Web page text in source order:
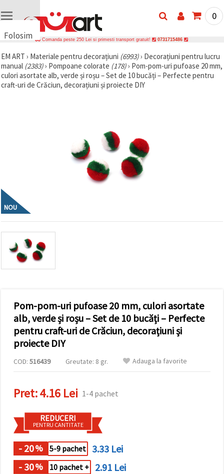
Folosim
uri
🍪 Folosim
cookie-uri
și
dumneavoastră,
pentru a
analiza
traficul și a
afișa
conținut și
reclame
mai
relevante,
inclusiv cu
ajutorul
marketing.
Puteți fi de
acord să
utilizați
cookie -
clic pe
"acceptati
să vă
indicați
selectând
un tip de
cookie -uri
dat și
făcând clic
pe butonul
"Salvați"
0
Comanda peste 250 Lei si primesti transport gratuit! 0731715486
EM ART › Materiale pentru decorațiuni (6993)› Decorațiuni pentru lucru
manual (2383)› Pompoane colorate (178)› Pom-pom-uri pufoase 20 mm,
culori asortate alb, verde și roșu – Set de 10 bucăți – Perfecte pentru
craft-uri de Crăciun, decorațiuni și proiecte DIY
NOU
Pom-pom-uri pufoase 20 mm, culori asortate
alb, verde și roșu – Set de 10 bucăți – Perfecte
pentru craft-uri de Crăciun, decorațiuni și
proiecte DIY
COD: 516439 Greutate: 8 gr. Adauga la favorite
Pret:4.16 Lei 1-4 pachet
REDUCERI
PENTRU CANTITATE
- 20% 5-9 pachet
3.33 Lei
- 30% 10 pachet + 2.91 Lei